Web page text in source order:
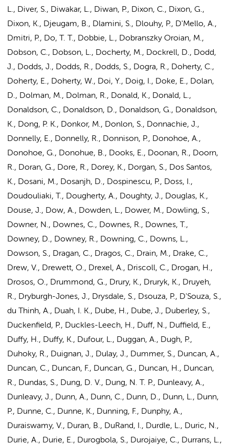
L., Diver, S., Diwakar, L., Diwan, P., Dixon, C., Dixon, G.,
Dixon, K., Djeugam, B., Dlamini, S., Dlouhy, P., D'Mello, A.,
Dmitri, P., Do, T. T., Dobbie, L., Dobranszky Oroian, M.,
Dobson, C., Dobson, L., Docherty, M., Dockrell, D., Dodd,
J., Dodds, J., Dodds, R., Dodds, S., Dogra, R., Doherty, C.,
Doherty, E., Doherty, W., Doi, Y., Doig, I., Doke, E., Dolan,
D., Dolman, M., Dolman, R., Donald, K., Donald, L.,
Donaldson, C., Donaldson, D., Donaldson, G., Donaldson,
K., Dong, P. K., Donkor, M., Donlon, S., Donnachie, J.,
Donnelly, E., Donnelly, R., Donnison, P., Donohoe, A.,
Donohoe, G., Donohue, B., Dooks, E., Doonan, R., Doorn,
R., Doran, G., Dore, R., Dorey, K., Dorgan, S., Dos Santos,
K., Dosani, M., Dosanjh, D., Dospinescu, P., Doss, I.,
Doudouliaki, T., Dougherty, A., Doughty, J., Douglas, K.,
Douse, J., Dow, A., Dowden, L., Dower, M., Dowling, S.,
Downer, N., Downes, C., Downes, R., Downes, T.,
Downey, D., Downey, R., Downing, C., Downs, L.,
Dowson, S., Dragan, C., Dragos, C., Drain, M., Drake, C.,
Drew, V., Drewett, O., Drexel, A., Driscoll, C., Drogan, H.,
Drosos, O., Drummond, G., Drury, K., Druryk, K., Druyeh,
R., Dryburgh-Jones, J., Drysdale, S., Dsouza, P., D'Souza, S.,
du Thinh, A., Duah, I. K., Dube, H., Dube, J., Duberley, S.,
Duckenfield, P., Duckles-Leech, H., Duff, N., Duffield, E.,
Duffy, H., Duffy, K., Dufour, L., Duggan, A., Dugh, P.,
Duhoky, R., Duignan, J., Dulay, J., Dummer, S., Duncan, A.,
Duncan, C., Duncan, F., Duncan, G., Duncan, H., Duncan,
R., Dundas, S., Dung, D. V., Dung, N. T. P., Dunleavy, A.,
Dunleavy, J., Dunn, A., Dunn, C., Dunn, D., Dunn, L., Dunn,
P., Dunne, C., Dunne, K., Dunning, F., Dunphy, A.,
Duraiswamy, V., Duran, B., DuRand, I., Durdle, L., Duric, N.,
Durie, A., Durie, E., Durogbola, S., Durojaiye, C., Durrans, L.,